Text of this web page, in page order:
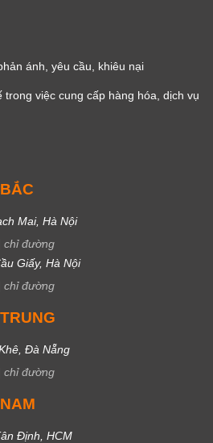
ánh, yêu cầu, khiêu nại
trong việc cung cấp hàng hóa, dịch vụ
Mai, Hà Nội
chỉ đường
Giấy, Hà Nội
chỉ đường
Đà Nẵng
chỉ đường
Định, HCM